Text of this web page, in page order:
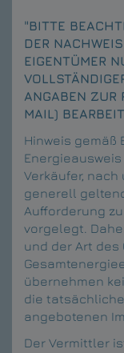
"BITTE
DER
EIGENTÜMER
ANGABEN ZUR
MAIL)
Hinweis gemäß
Energieausweis
Verkäufer,
generell
Aufforderung
vorgelegt.
und der Art
übernehmen
die
angebotenen
Der Vermittler